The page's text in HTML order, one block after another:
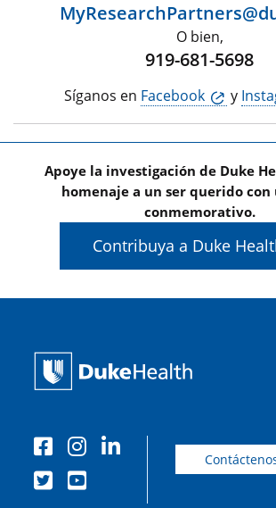
O bien,
919-681-5698
Síganos en Facebook y
Apoye la investigación de Duke
homenaje a un ser querido con
conmemorativo.
Contribuya a Duke